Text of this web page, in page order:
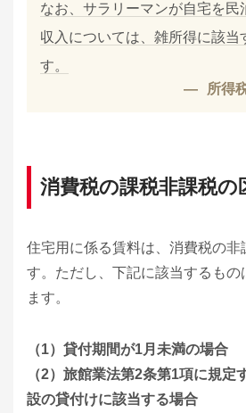
なお、サラリーマンが自宅を民
収入については、雑所得に該当
す。
所得
消費税の課税非課税の
住宅用に係る賃料は、消費税の非
す。ただし、下記に該当するもの
ます。
（1）貸付期間が1月未満の場合
（2）旅館業法第2条第1項に規定
設の貸付けに該当する場合